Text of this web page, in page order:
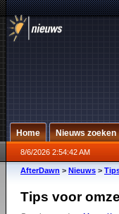
Home Nieuws zoeken
8/6/2026 2:54:42 AM
AfterDawn > Nieuws >
Tips voor